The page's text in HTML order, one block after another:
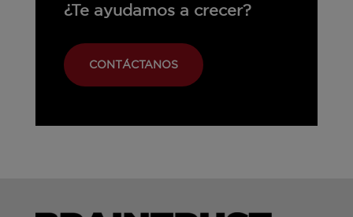
¿Te ayudamos a crecer?
CONTÁCTANOS